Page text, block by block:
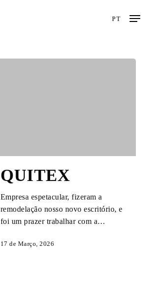
PT
QUITEX
Empresa espetacular, fizeram a
remodelação nosso novo escritório, e
foi um prazer trabalhar com a…
17 de Março, 2026